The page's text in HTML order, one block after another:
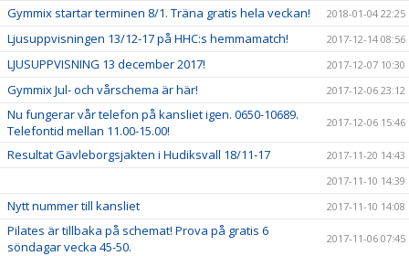
Gymmix startar terminen 8/1. Träna gratis hela veckan! 2018-01-04 22:25
Ljusuppvisningen 13/12-17 på HHC:s hemmamatch! 2017-12-14 08:56
LJUSUPPVISNING 13 december 2017! 2017-12-07 10:30
Gymmix Jul- och vårschema är här! 2017-12-06 23:12
Nu fungerar vår telefon på kansliet igen. 0650-10689.
Telefontid mellan 11.00-15.00!
2017-12-06 15:46
Resultat Gävleborgsjakten i Hudiksvall 18/11-17
2017-11-20 14:43
2017-11-10 14:39
Nytt nummer till kansliet 2017-11-10 14:08
Pilates är tillbaka på schemat! Prova på gratis 6
söndagar vecka 45-50.
2017-11-06 07:45